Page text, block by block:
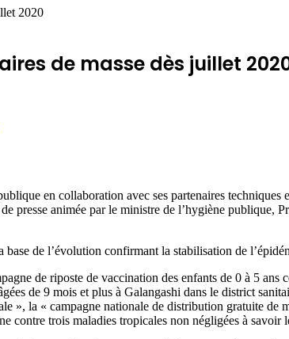
2020
de masse dès juillet
en collaboration avec ses partenaires techniques
presse animée par le ministre de l’hygiène publique,
de l’évolution confirmant la stabilisation de
de riposte de vaccination des enfants de 0 à 5
de 9 mois et plus à Galangashi dans le district
», la « campagne nationale de distribution gratuite
contre trois maladies tropicales non négligées à savoir